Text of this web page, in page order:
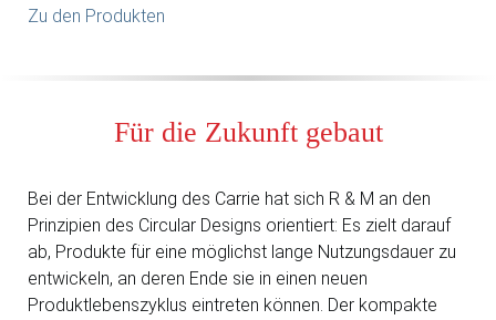
Zu den Produkten
Für die Zukunft gebaut
Bei der Entwicklung des Carrie hat sich R & M an den
Prinzipien des Circular Designs orientiert: Es zielt darauf
ab, Produkte für eine möglichst lange Nutzungsdauer zu
entwickeln, an deren Ende sie in einen neuen
Produktlebenszyklus eintreten können. Der kompakte